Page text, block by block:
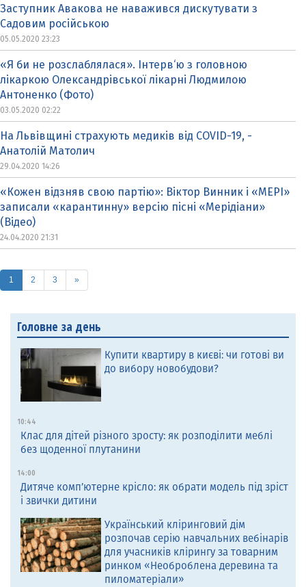
Заступник Авакова не наважився дискутувати з
Садовим російською
05.05.2020 23:23
«Я би не розслаблялася». Інтерв‘ю з головною
лікаркою Олександрівської лікарні Людмилою
Антоненко (Фото)
03.05.2020 02:22
На Львівщині страхують медиків від COVID-19, -
Анатолій Матолич
29.04.2020 14:26
«Кожен відзняв свою партію»: Віктор Винник і «МЕРІ»
записали «карантинну» версію пісні «Мерідіани»
(Відео)
24.04.2020 21:31
1 (current)
2 3 »
Головне за день
Купити квартиру в києві: чи готові ви
до вибору новобудови?
10:44
Клас для дітей різного зросту: як розподілити меблі
без щоденної плутанини
14:00
Дитяче комп’ютерне крісло: як обрати модель під зріст
і звички дитини
Український кліринговий дім
розпочав серію навчальних вебінарів
для учасників клірингу за товарним
ринком «Необроблена деревина та
пиломатеріали»